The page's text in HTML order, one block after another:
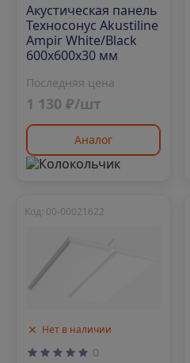
Акустическая панель
Техносонус Akustiline
Ampir White/Black
600х600х30 мм
Последняя цена
1 130 ₽/шт
Аналог
Нет в наличии
Код: 00-00021622
0